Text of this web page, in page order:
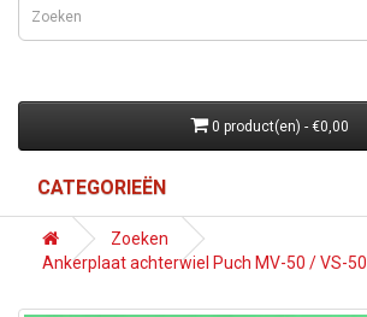
0 product(en) - €0,00
CATEGORIEËN
Zoeken
Ankerplaat achterwiel Puch MV-50 / VS-50